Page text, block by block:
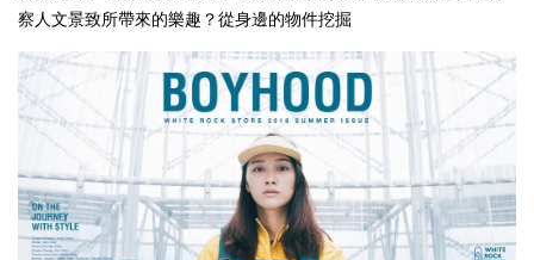
察人文景致所帶來的樂趣？從身邊的物件挖掘